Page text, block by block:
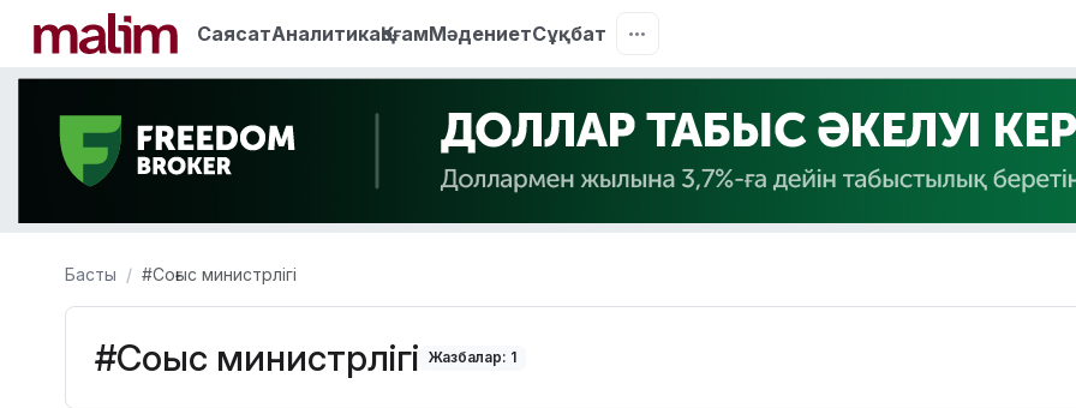
СаясатАналитикаҚоғамМәдениетСұқбат
Басты #Соғыс министрлігі
#Соғыс министрлігі Жазбалар: 1